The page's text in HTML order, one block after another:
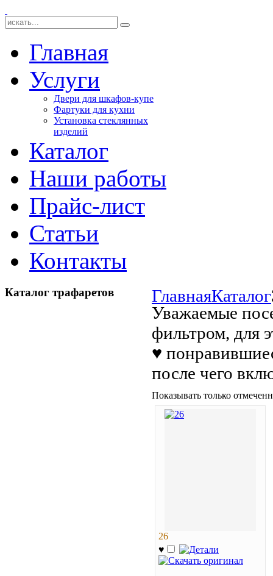
Главная
Услуги
Двери для шкафов-купе
Фартуки для кухни
Установка стеклянных
изделий
Каталог
Наши работы
Прайс-лист
Статьи
Контакты
ГлавнаяКаталог
Уважаемые
фильтром, для
♥
после чего
Показывать только
26
♥
Каталог трафаретов